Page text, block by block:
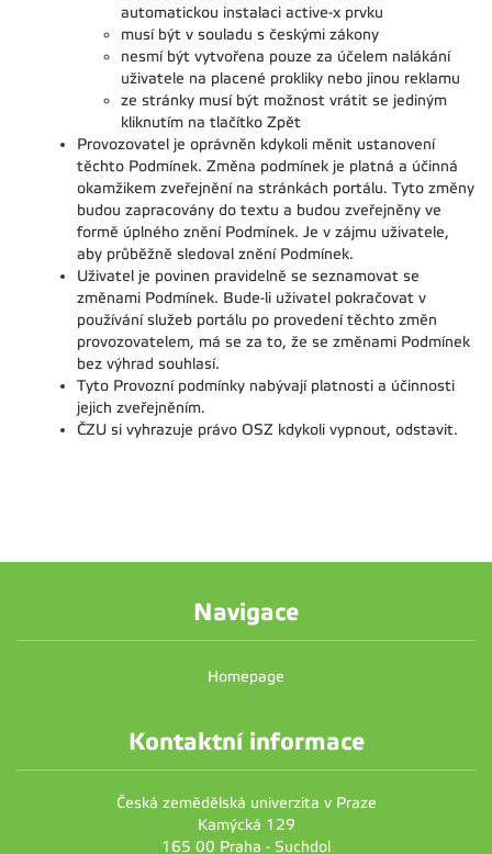
automatickou instalaci active-x prvku
musí být v souladu s českými zákony
nesmí být vytvořena pouze za účelem nalákání
uživatele na placené prokliky nebo jinou reklamu
ze stránky musí být možnost vrátit se jediným
kliknutím na tlačítko Zpět
Provozovatel je oprávněn kdykoli měnit ustanovení
těchto Podmínek. Změna podmínek je platná a účinná
okamžikem zveřejnění na stránkách portálu. Tyto změny
budou zapracovány do textu a budou zveřejněny ve
formě úplného znění Podmínek. Je v zájmu uživatele,
aby průběžně sledoval znění Podmínek.
Uživatel je povinen pravidelně se seznamovat se
změnami Podmínek. Bude-li uživatel pokračovat v
používání služeb portálu po provedení těchto změn
provozovatelem, má se za to, že se změnami Podmínek
bez výhrad souhlasí.
Tyto Provozní podmínky nabývají platnosti a účinnosti
jejich zveřejněním.
ČZU si vyhrazuje právo OSZ kdykoli vypnout, odstavit.
Navigace
Homepage
Kontaktní informace
Česká zemědělská univerzita v Praze
Kamýcká 129
165 00 Praha - Suchdol